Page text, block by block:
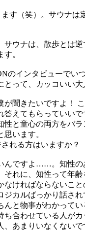
す（笑）。サウナは
ウナは、散歩とは逆
。
のインタビューでい
とって、カッコいい大
聞きたいですよ！
答えてもらっていい
性と童心の両方をバラ
います。
れる方はいますか？
んですよ……。知性の
それに、知性って年齢
なければならないこ
ジカルばっかり話さ
んと物事がわかって
ち合わせている人がカ
、あまりいなくないで